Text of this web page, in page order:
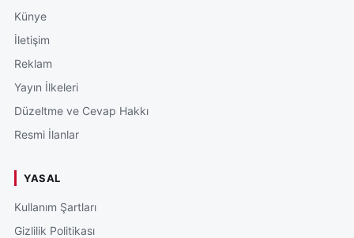
Künye
İletişim
Reklam
Yayın İlkeleri
Düzeltme ve Cevap Hakkı
Resmi İlanlar
YASAL
Kullanım Şartları
Gizlilik Politikası